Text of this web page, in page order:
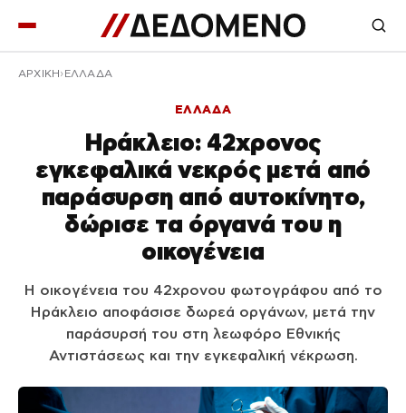
ΑΡΧΙΚΉ ΕΛΛΑΔΑ
ΕΛΛΑΔΑ
Ηράκλειο: 42χρονος
εγκεφαλικά νεκρός μετά από
παράσυρση από αυτοκίνητο,
δώρισε τα όργανά του η
οικογένεια
Η οικογένεια του 42χρονου φωτογράφου από το
Ηράκλειο αποφάσισε δωρεά οργάνων, μετά την
παράσυρσή του στη λεωφόρο Εθνικής
Αντιστάσεως και την εγκεφαλική νέκρωση.